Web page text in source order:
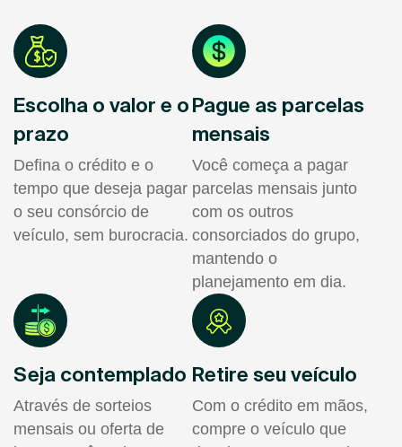
Escolha o valor e o
prazo
Defina o crédito e o
tempo que deseja pagar
o seu consórcio de
veículo, sem burocracia.
Pague as parcelas
mensais
Você começa a pagar
parcelas mensais junto
com os outros
consorciados do grupo,
mantendo o
planejamento em dia.
Seja contemplado
Através de sorteios
mensais ou oferta de
Retire seu veículo
Com o crédito em mãos,
compre o veículo que